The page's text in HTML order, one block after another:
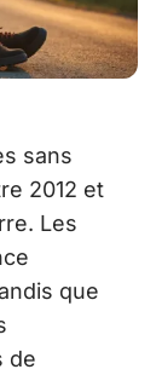
sans
2012 et
Les
que
de